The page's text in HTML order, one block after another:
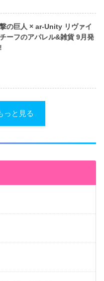
の巨人 × ar-Unity リヴァイ
ーフのアパレル&雑貨 9月発
っと見る